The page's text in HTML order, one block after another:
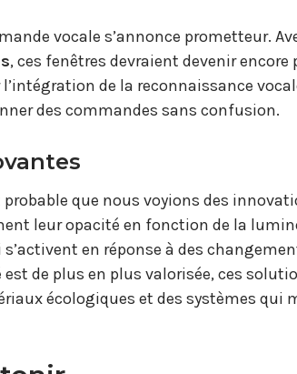
vocale s’annonce prometteur.
, ces fenêtres devraient devenir
de la reconnaissance
des commandes sans confusion.
probable que nous voyions des
leur opacité en fonction de la
en réponse à des
de plus en plus valorisée, ces
écologiques et des systèmes qui